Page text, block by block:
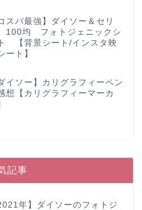
スパ最強】ダイソー＆セリ
均 フォトジェニックシ
【背景シート/インスタ映
ート】
イソー】カリグラフィーペン
想【カリグラフィーマーカ
記事
年】ダイソーのフォトジ